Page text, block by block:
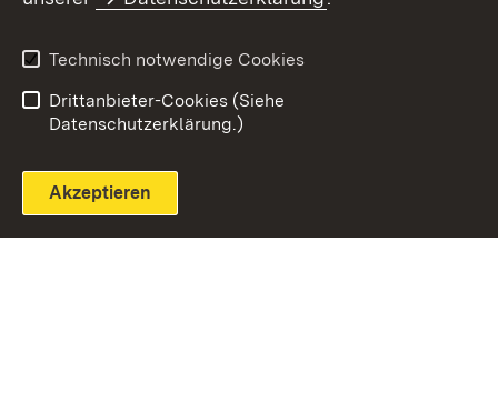
Technisch notwendige Cookies
Drittanbieter-Cookies (Siehe
Datenschutzerklärung.)
Akzeptieren